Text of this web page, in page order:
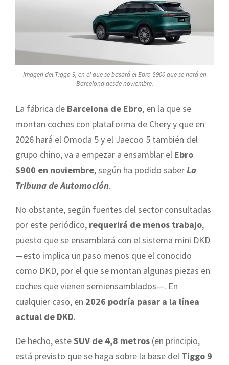
Imagen del Tiggo 9, en el que se basará el Ebro S900 que se hará en
Barcelona desde noviembre.
La fábrica de Barcelona de Ebro, en la que se
montan coches con plataforma de Chery y que en
2026 hará el Omoda 5 y el Jaecoo 5 también del
grupo chino, va a empezar a ensamblar el Ebro
S900 en noviembre, según ha podido saberLa
Tribuna de Automoción.
No obstante, según fuentes del sector consultadas
por este periódico, requerirá de menos trabajo,
puesto que se ensamblará con el sistema mini DKD
—esto implica un paso menos que el conocido
como DKD, por el que se montan algunas piezas en
coches que vienen semiensamblados—. En
cualquier caso, en 2026 podría pasar a la línea
actual de DKD.
De hecho, esteSUV de 4,8 metros (en principio,
está previsto que se haga sobre la base del Tiggo 9